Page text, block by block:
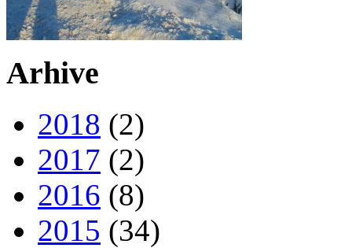
Arhive
2018 (2)
2017 (2)
2016 (8)
2015 (34)